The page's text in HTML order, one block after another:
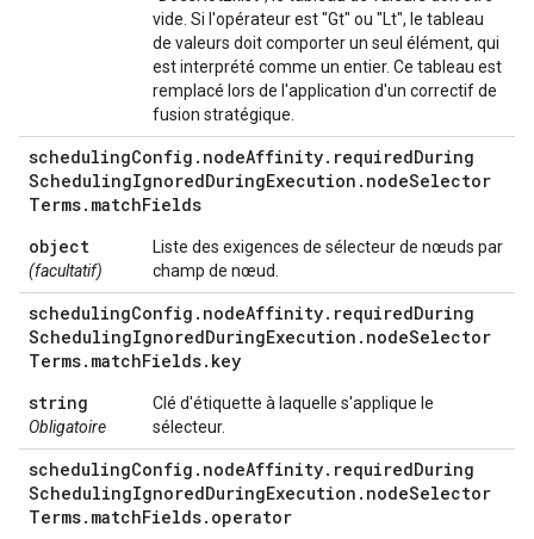
vide. Si l'opérateur est "Gt" ou "Lt", le tableau
de valeurs doit comporter un seul élément, qui
est interprété comme un entier. Ce tableau est
remplacé lors de l'application d'un correctif de
fusion stratégique.
schedulingConfig . nodeAffinity. requiredDuring
SchedulingIgnoredDuringExecution . nodeSelector
Terms. matchFields
object
(facultatif)
Liste des exigences de sélecteur de nœuds par
champ de nœud.
schedulingConfig . nodeAffinity. requiredDuring
SchedulingIgnoredDuringExecution . nodeSelector
Terms. matchFields. key
string
Obligatoire
Clé d'étiquette à laquelle s'applique le
sélecteur.
schedulingConfig . nodeAffinity. requiredDuring
SchedulingIgnoredDuringExecution . nodeSelector
Terms. matchFields. operator